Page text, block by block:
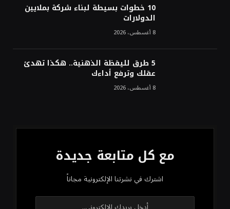
10 خطوات بسيطة لبناء شركة بملايين
الدولارات
8 أغسطس، 2026
5 طرق لليقظة الذهنية.. هكذا تهدئ
عقلك وترفع أداءك
8 أغسطس، 2026
مع كل متابعة جديدة
اشترك في نشرتنا الإلكترونية مجاناً